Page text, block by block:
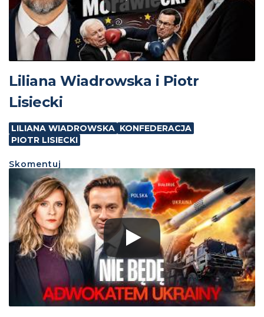
Liliana Wiadrowska i Piotr
Lisiecki
LILIANA WIADROWSKA KONFEDERACJA
PIOTR LISIECKI
Skomentuj